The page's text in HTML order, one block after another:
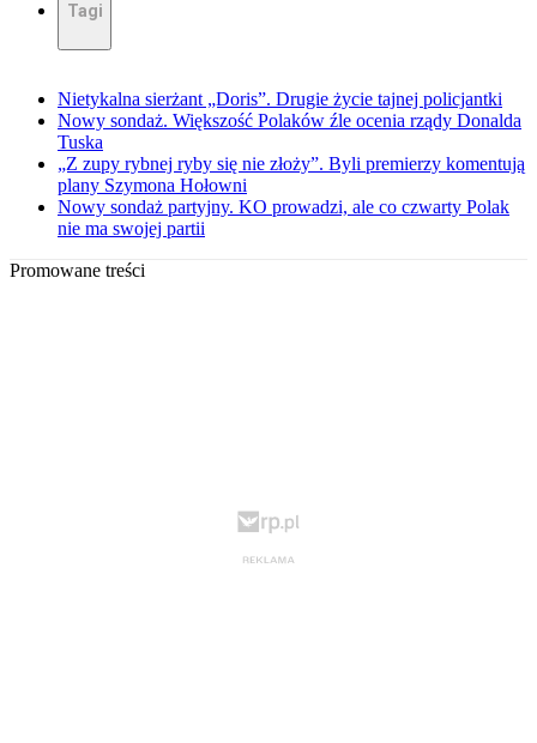
Tagi
Nietykalna sierżant „Doris”. Drugie życie tajnej policjantki
Nowy sondaż. Większość Polaków źle ocenia rządy Donalda
Tuska
„Z zupy rybnej ryby się nie złoży”. Byli premierzy komentują
plany Szymona Hołowni
Nowy sondaż partyjny. KO prowadzi, ale co czwarty Polak
nie ma swojej partii
Promowane treści